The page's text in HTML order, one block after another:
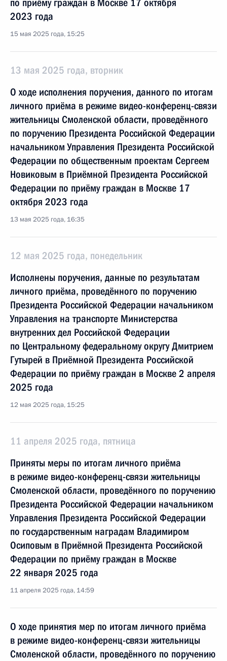
по приёму граждан в Москве 17 октября
2023 года
15 мая 2025 года, 15:25
13 мая 2025 года, вторник
О ходе исполнения поручения, данного по итогам
личного приёма в режиме видео-конференц-связи
жительницы Смоленской области, проведённого
по поручению Президента Российской Федерации
начальником Управления Президента Российской
Федерации по общественным проектам Сергеем
Новиковым в Приёмной Президента Российской
Федерации по приёму граждан в Москве 17
октября 2023 года
13 мая 2025 года, 16:35
12 мая 2025 года, понедельник
Исполнены поручения, данные по результатам
личного приёма, проведённого по поручению
Президента Российской Федерации начальником
Управления на транспорте Министерства
внутренних дел Российской Федерации
по Центральному федеральному округу Дмитрием
Гутырей в Приёмной Президента Российской
Федерации по приёму граждан в Москве 2 апреля
2025 года
12 мая 2025 года, 15:25
11 апреля 2025 года, пятница
Приняты меры по итогам личного приёма
в режиме видео-конференц-связи жительницы
Смоленской области, проведённого по поручению
Президента Российской Федерации начальником
Управления Президента Российской Федерации
по государственным наградам Владимиром
Осиповым в Приёмной Президента Российской
Федерации по приёму граждан в Москве
22 января 2025 года
11 апреля 2025 года, 14:59
О ходе принятия мер по итогам личного приёма
в режиме видео-конференц-связи жительницы
Смоленской области, проведённого по поручению